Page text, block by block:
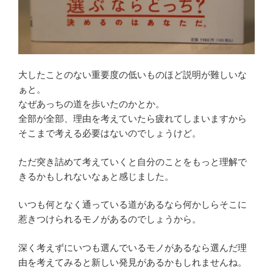
大したことのない重要度の低いものほど説明が難しいな
ぁと。
なぜあっちの道を歩いたのかとか。
全部が全部、理由を考えていたら疲れてしまいますから
そこまで考える必要はないのでしょうけど。
ただ突き詰めて考えていくと自分のことをもっと理解で
きるかもしれないなぁと感じました。
いつも何となく通っている道があるなら何かしらそこに
惹きつけられるモノがあるのでしょうから。
深く考えずにいつも選んでいるモノがあるなら選んだ理
由を考えてみると新しい発見があるかもしれませんね。